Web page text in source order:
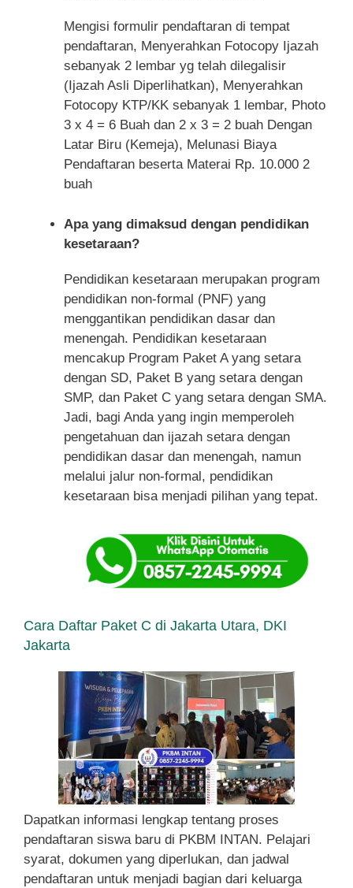
Mengisi formulir pendaftaran di tempat
pendaftaran, Menyerahkan Fotocopy Ijazah
sebanyak 2 lembar yg telah dilegalisir
(Ijazah Asli Diperlihatkan), Menyerahkan
Fotocopy KTP/KK sebanyak 1 lembar, Photo
3 x 4 = 6 Buah dan 2 x 3 = 2 buah Dengan
Latar Biru (Kemeja), Melunasi Biaya
Pendaftaran beserta Materai Rp. 10.000 2
buah
Apa yang dimaksud dengan pendidikan
kesetaraan?
Pendidikan kesetaraan merupakan program
pendidikan non-formal (PNF) yang
menggantikan pendidikan dasar dan
menengah. Pendidikan kesetaraan
mencakup Program Paket A yang setara
dengan SD, Paket B yang setara dengan
SMP, dan Paket C yang setara dengan SMA.
Jadi, bagi Anda yang ingin memperoleh
pengetahuan dan ijazah setara dengan
pendidikan dasar dan menengah, namun
melalui jalur non-formal, pendidikan
kesetaraan bisa menjadi pilihan yang tepat.
Cara Daftar Paket C di Jakarta Utara, DKI
Jakarta
Dapatkan informasi lengkap tentang proses
pendaftaran siswa baru di PKBM INTAN. Pelajari
syarat, dokumen yang diperlukan, dan jadwal
pendaftaran untuk menjadi bagian dari keluarga